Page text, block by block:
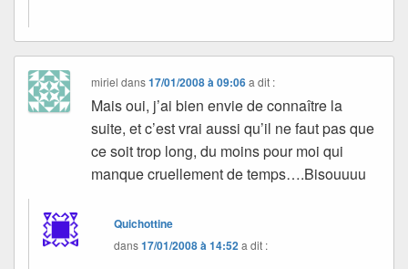
miriel dans17/01/2008 à 09:06 a dit :
Mais oui, j’ai bien envie de connaître la
suite, et c’est vrai aussi qu’il ne faut pas que
ce soit trop long, du moins pour moi qui
manque cruellement de temps….Bisouuuu
Quichottine
dans17/01/2008 à 14:52a dit :